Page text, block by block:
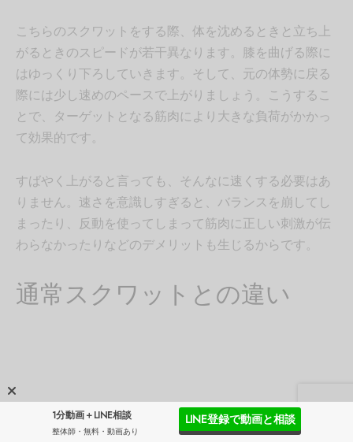
こちらのスクワットをする際、体を沈めるときと立ち上
がるときのスピードが若干異なります。膝を曲げる際に
はゆっくり下ろしていきます。そして、元の体勢に戻る
際には少し速めのペースで上がりましょう。こうするこ
とで、ターゲットとなる筋肉により大きな負荷がかかっ
て効果的です。
すばやく上がると言っても、そんなに速くする必要はあ
りません。速さを意識しすぎると、バランスを崩してし
まったり、反動を使ってしまって筋肉に正しい刺激が伝
わらなかったりなどのデメリットも生じるからです。
通常スクワットとの違い
1分動画＋LINE相談
整体師・無料・動画あり
LINE登録で動画と相談